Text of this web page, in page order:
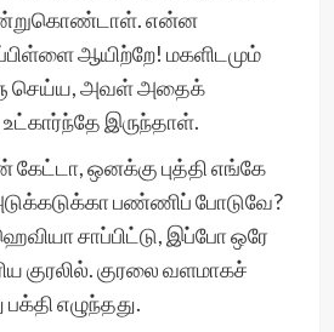
என்ன
ஆயிற்றே! மகளிடமும்
செய்ய, அவள் அதைக்
இருந்தாள்.
ஒனக்கு புத்தி எங்கே
பண்ணிப் போடுவே?
சாப்பிட்டு, இப்போ ஒரே
குரலில். குரலை வளமாகச்
எழுந்தது.